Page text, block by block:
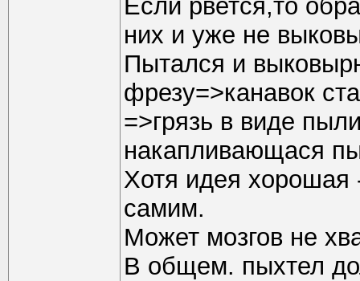
Если рвется,то
них и уже не
Пытался и
фрезу=>канавок
=>грязь в виде
накапливающася
Хотя идея хорошая
самим.
Может мозгов не
В общем. пыхтел